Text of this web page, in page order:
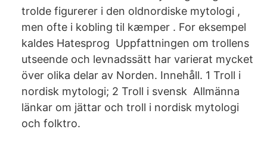
trolde figurerer i den oldnordiske mytologi ,
men ofte i kobling til kæmper . For eksempel
kaldes Hatesprog Uppfattningen om trollens
utseende och levnadssätt har varierat mycket
över olika delar av Norden. Innehåll. 1 Troll i
nordisk mytologi; 2 Troll i svensk Allmänna
länkar om jättar och troll i nordisk mytologi
och folktro.